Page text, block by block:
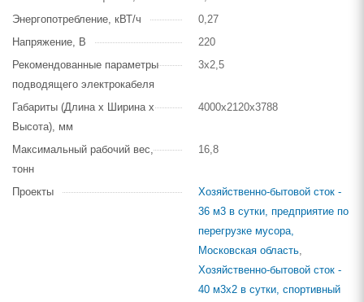
Энергопотребление, кВТ/ч
0,27
Напряжение, В
220
Рекомендованные параметры
подводящего электрокабеля
3х2,5
Габариты (Длина х Ширина х
Высота), мм
4000х2120х3788
Максимальный рабочий вес,
тонн
16,8
Проекты
Хозяйственно-бытовой сток -
36 м3 в сутки, предприятие по
перегрузке мусора,
Московская область,
Хозяйственно-бытовой сток -
40 м3х2 в сутки, спортивный